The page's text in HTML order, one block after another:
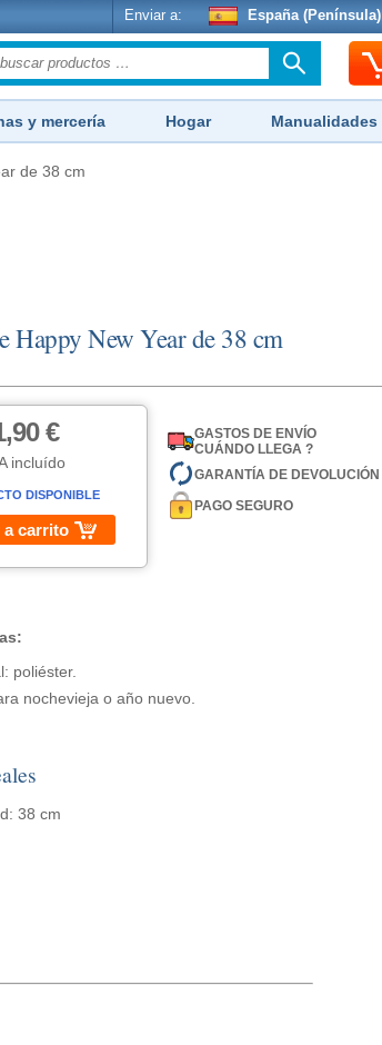
Enviar a: España (Península)
y mercería Hogar Manualidades
de 38 cm
Happy New Year de 38 cm
€
incluído
DISPONIBLE
a carrito
GASTOS DE ENVÍO
CUÁNDO LLEGA ?
GARANTÍA DE DEVOLUCIÓN
PAGO SEGURO
poliéster.
nochevieja o año nuevo.
38 cm